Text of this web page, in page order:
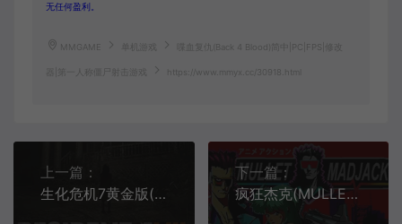
无任何盈利。
MMGAME 喋血复仇(Back 4 Blood)简中|PC|FPS|修改
器|第一人称僵尸射击游戏 https://www.mmyx.cc/30918.html
上一篇：
生化危机7黄金版(Resident Evil 7 Biohazard Gold Edition)第一人称恐怖解谜游戏|下载
下一篇：
疯狂杰克(MULLET MADJACK)简中|PC|FPS|快节奏第一人称射击游戏